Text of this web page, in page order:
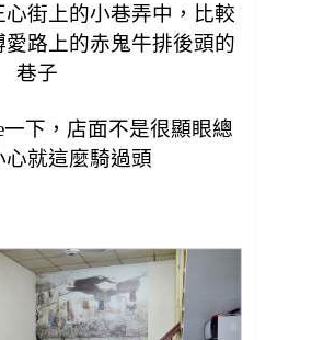
街上的小巷弄中， 比較
路上的赤鬼牛排後頭的
巷子
下， 店面不是很顯眼總
心就這麼騎過頭